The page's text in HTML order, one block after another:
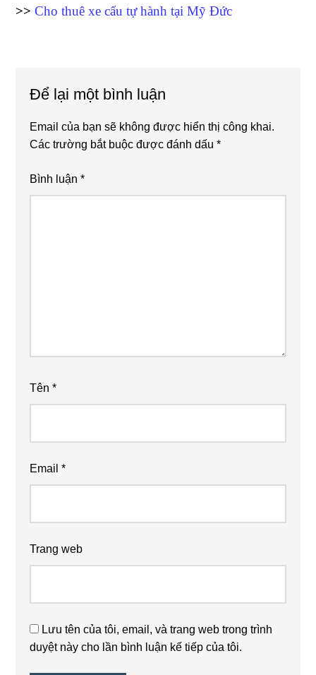
>>Cho thuê xe cẩu tự hành tại Mỹ Đức
Interactions
Để lại một bình luận
Email của bạn sẽ không được hiển thị công khai.
Các trường bắt buộc được đánh dấu*
Bình luận*
Tên*
Email*
Trang web
Lưu tên của tôi, email, và trang web trong trình
duyệt này cho lần bình luận kế tiếp của tôi.